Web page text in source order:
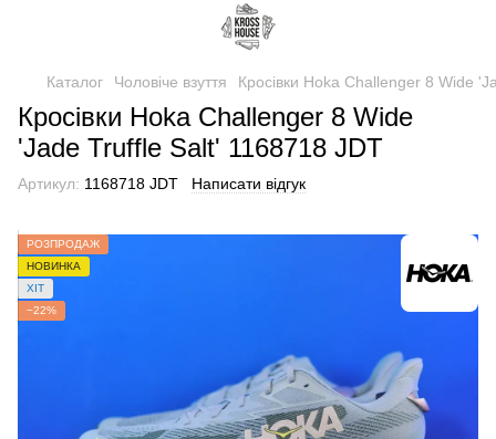
Каталог Чоловіче взуття Кросівки Hoka Challenger 8 Wide
Кросівки Hoka Challenger 8 Wide
'Jade Truffle Salt' 1168718 JDT
Артикул: 1168718 JDT Написати відгук
РОЗПРОДАЖ
НОВИНКА
ХІТ
−22%